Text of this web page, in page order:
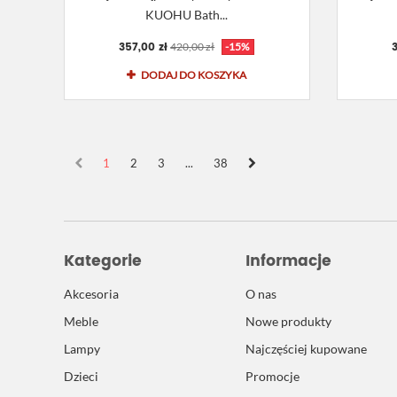
KUOHU Bath...
357,00 zł 420,00 zł -15%
DODAJ DO KOSZYKA
1 2 3 ... 38
Kategorie
Akcesoria
Meble
Lampy
Dzieci
Informacje
O nas
Nowe produkty
Najczęściej kupowane
Promocje